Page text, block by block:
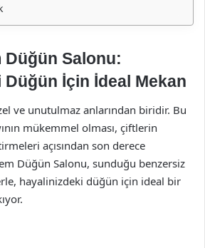
Düğün Salonu:
İçin İdeal Mekan
ve unutulmaz anlarından biridir. Bu
mükemmel olması, çiftlerin
açısından son derece
Düğün Salonu, sunduğu benzersiz
hayalinizdeki düğün için ideal bir